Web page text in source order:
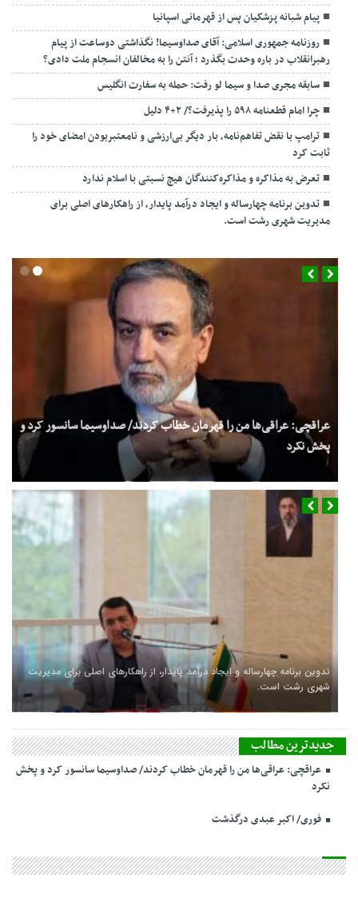
پیام شبانه پزشکیان پس از قهرمانی اسپانیا
روزنامه جمهوری اسلامی: آقای صداوسیما! نگذاشتی دوساعت از پیام
رهبرانقلاب در باره وحدت بگذرد ؛ آنتن را به مخالفان انسجام ملت دادی؟
سابقه مجری صدا و سیما لو رفت: حمله به سفارت انگلیس
چرا امام قطعنامه ۵۹۸ را پذیرفت؟/ ۲+۴ دلیل
ترامپ با نقض تفاهم‌نامه، بار دیگر بی‌ارزشی و نامعتبربودن امضای خود را
ثابت کرد
تعرض به مذاکره و مذاکره‌کنندگان هیچ نسبتی با اسلام ندارد
تدوین برنامه چهارساله و ایجاد درآمد پایدار، از راهکارهای اصلی برای
مدیریت شهری رشت است.
عراقچی: عراقی‌ها من را قهرمان خطاب کردند/ صداوسیما سانسور کرد و
پخش نکرد
فوری/ اکبر عبدی درگذشت
تدوین برنامه چهارساله و ایجاد درآمد پایدار، از راهکارهای اصلی برای مدیریت
شهری رشت است.
سفر شهردار و رئیس شورای شهر رشت به کشور چین
جدیدترین مطالب
عراقچی: عراقی‌ها من را قهرمان خطاب کردند/ صداوسیما سانسور کرد و پخش
نکرد
فوری/ اکبر عبدی درگذشت